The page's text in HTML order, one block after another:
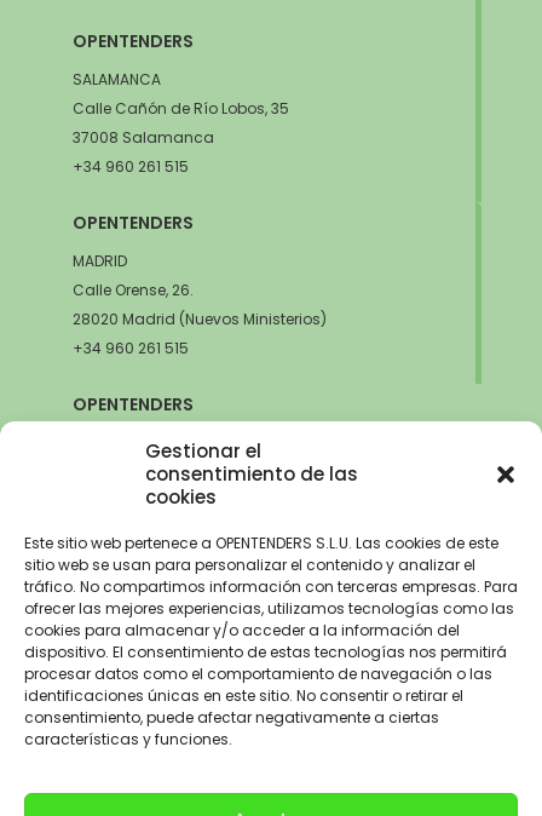
Gestionar el
consentimiento de las
cookies
Este sitio web pertenece a OPENTENDERS S.L.U. Las cookies de este
sitio web se usan para personalizar el contenido y analizar el
tráfico. No compartimos información con terceras empresas. Para
ofrecer las mejores experiencias, utilizamos tecnologías como las
cookies para almacenar y/o acceder a la información del
dispositivo. El consentimiento de estas tecnologías nos permitirá
procesar datos como el comportamiento de navegación o las
identificaciones únicas en este sitio. No consentir o retirar el
consentimiento, puede afectar negativamente a ciertas
características y funciones.
OPENTENDERS
SALAMANCA
Calle Cañón de Río Lobos, 35
37008 Salamanca
+34 960 261 515
OPENTENDERS
MADRID
Calle Orense, 26.
28020 Madrid (Nuevos Ministerios)
+34 960 261 515
OPENTENDERS
Avda. de la Innovación, 6
41020 Sevilla
Aviso Legal–Política de Privacidad–Política de Cookies –Trabaja con
nosotros
OPENTENDERS, S.L. ha recibido una ayuda de 2900€ para
electrificación del parque automovilístico dentro del Programa de